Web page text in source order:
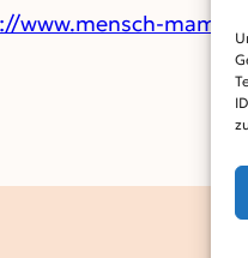
www.mensch-mama.de